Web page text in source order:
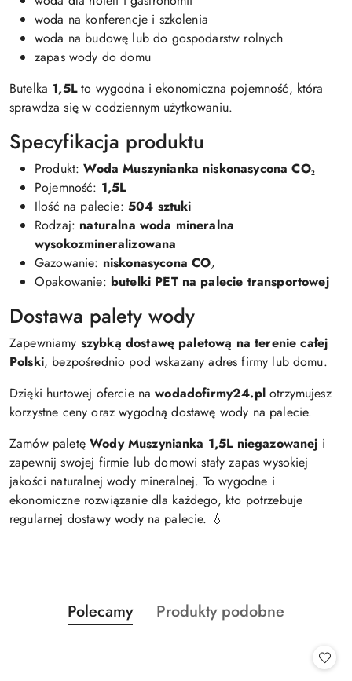
woda na konferencje i szkolenia
woda na budowę lub do gospodarstw rolnych
zapas wody do domu
Butelka 1,5Lto wygodna i ekonomiczna pojemność, która
sprawdza się w codziennym użytkowaniu.
Specyfikacja produktu
Produkt:Woda Muszynianka niskonasycona CO₂
Pojemność: 1,5L
Ilość na palecie: 504 sztuki
Rodzaj: naturalna woda mineralna
wysokozmineralizowana
Gazowanie: niskonasycona CO₂
Opakowanie: butelki PET na palecie transportowej
Dostawa palety wody
Zapewniamy szybką dostawę paletową na terenie całej
Polski, bezpośrednio pod wskazany adres firmy lub domu.
Dzięki hurtowej ofercie nawodadofirmy24.plotrzymujesz
korzystne ceny oraz wygodną dostawę wody na palecie.
Zamów paletęWody Muszynianka 1,5L niegazowanej i
zapewnij swojej firmie lub domowi stały zapas wysokiej
jakości naturalnej wody mineralnej. To wygodne i
ekonomiczne rozwiązanie dla każdego, kto potrzebuje
regularnej dostawy wody na palecie. 💧
Pomiń karuzelę produktów
Produkty
o
Polecamy
Produkty
Produkty podobne